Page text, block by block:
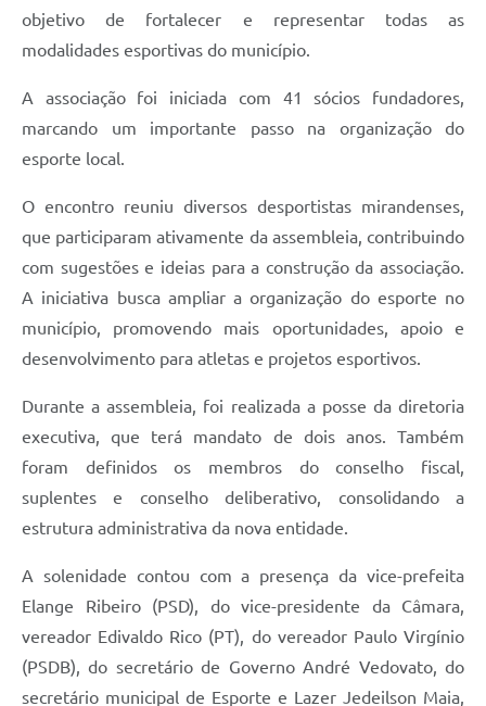
objetivo de fortalecer e representar todas as
modalidades esportivas do município.
A associação foi iniciada com 41 sócios fundadores,
marcando um importante passo na organização do
esporte local.
O encontro reuniu diversos desportistas mirandenses,
que participaram ativamente da assembleia, contribuindo
com sugestões e ideias para a construção da associação.
A iniciativa busca ampliar a organização do esporte no
município, promovendo mais oportunidades, apoio e
desenvolvimento para atletas e projetos esportivos.
Durante a assembleia, foi realizada a posse da diretoria
executiva, que terá mandato de dois anos. Também
foram definidos os membros do conselho fiscal,
suplentes e conselho deliberativo, consolidando a
estrutura administrativa da nova entidade.
A solenidade contou com a presença da vice-prefeita
Elange Ribeiro (PSD), do vice-presidente da Câmara,
vereador Edivaldo Rico (PT), do vereador Paulo Virgínio
(PSDB), do secretário de Governo André Vedovato, do
secretário municipal de Esporte e Lazer Jedeilson Maia,